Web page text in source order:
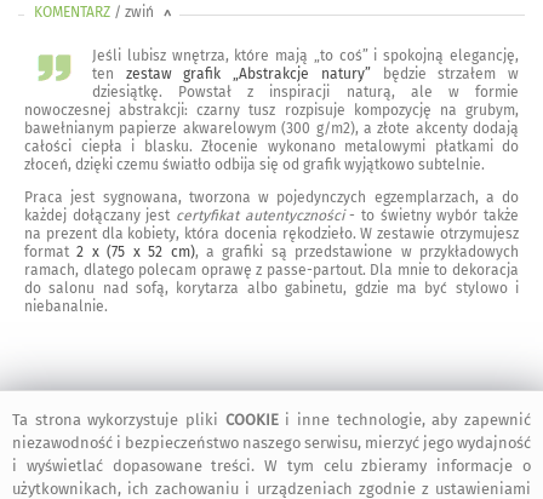
KOMENTARZ / zwiń <
Jeśli lubisz wnętrza, które mają „to coś” i spokojną elegancję,
ten zestaw grafik „Abstrakcje natury”będzie strzałem w
dziesiątkę. Powstał z inspiracji naturą, ale w formie
nowoczesnej abstrakcji: czarny tusz rozpisuje kompozycję na grubym,
bawełnianym papierze akwarelowym (300 g/m2), a złote akcenty dodają
całości ciepła i blasku. Złocenie wykonano metalowymi płatkami do
złoceń, dzięki czemu światło odbija się od grafik wyjątkowo subtelnie.
Praca jest sygnowana, tworzona w pojedynczych egzemplarzach, a do
każdej dołączany jest certyfikat autentyczności- to świetny wybór także
na prezent dla kobiety, która docenia rękodzieło. W zestawie otrzymujesz
format2 x (75 x 52 cm), a grafiki są przedstawione w przykładowych
ramach, dlatego polecam oprawę z passe-partout. Dla mnie to dekoracja
do salonu nad sofą, korytarza albo gabinetu, gdzie ma być stylowo i
niebanalnie.
ZWERYFIKOWANE OPINIE/ rozwiń >
2 marca 2026
Ta strona wykorzystuje pliki COOKIEi inne technologie, aby zapewnić
niezawodność i bezpieczeństwo naszego serwisu, mierzyć jego wydajność
i wyświetlać dopasowane treści. W tym celu zbieramy informacje o
użytkownikach, ich zachowaniu i urządzeniach zgodnie z ustawieniami